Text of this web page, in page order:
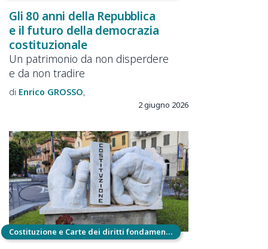
Gli 80 anni della Repubblica
e il futuro della democrazia
costituzionale
Un patrimonio da non disperdere
e da non tradire
Enrico GROSSO
2 giugno 2026
Costituzione e Carte dei diritti fondamentali